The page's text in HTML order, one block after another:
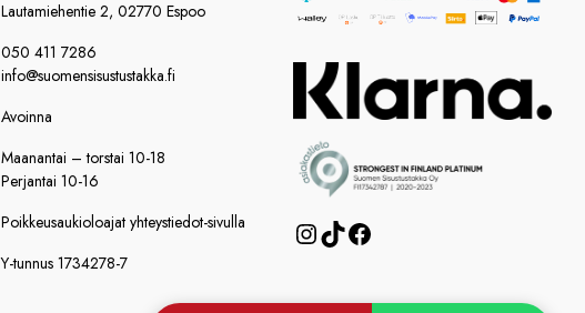
Lautamiehentie 2, 02770 Espoo
050 411 7286
info@suomensisustustakka.fi
Avoinna
Maanantai – torstai 10-18
Perjantai 10-16
Poikkeusaukioloajat yhteystiedot-sivulla
Y-tunnus 1734278-7
Instagram
TikTok